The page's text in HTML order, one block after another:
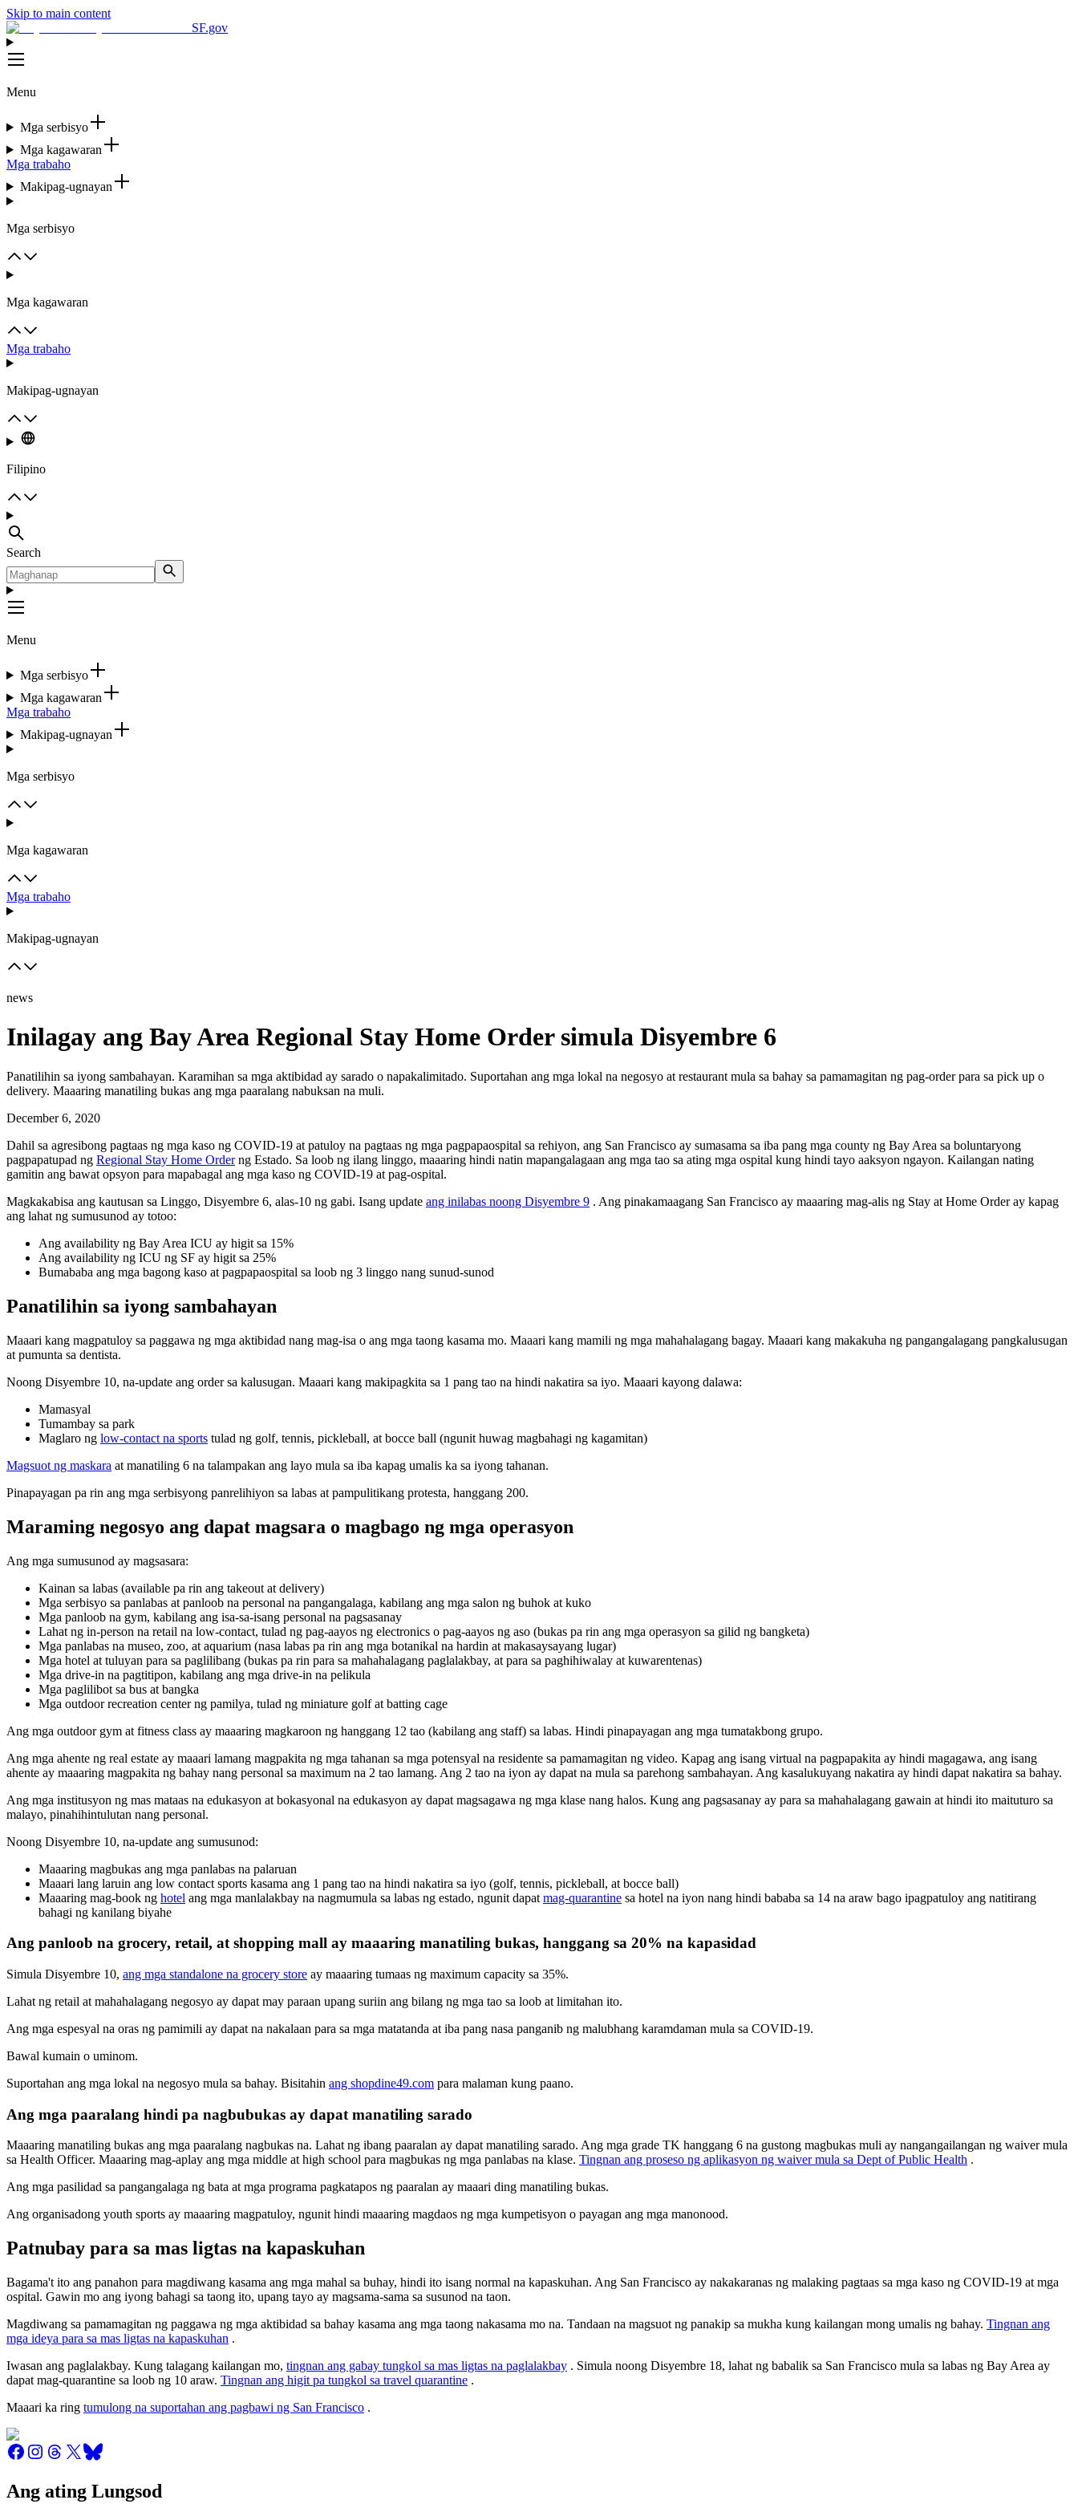
Skip to main content
SF.gov
Menu
Mga serbisyo
Mga kagawaran
Mga trabaho
Makipag-ugnayan
Mga serbisyo
Mga kagawaran
Mga trabaho
Makipag-ugnayan
Filipino
Search
Menu
Mga serbisyo
Mga kagawaran
Mga trabaho
Makipag-ugnayan
Mga serbisyo
Mga kagawaran
Mga trabaho
Makipag-ugnayan
news
Inilagay ang Bay Area Regional Stay Home Order simula Disyembre 6
Panatilihin sa iyong sambahayan. Karamihan sa mga aktibidad ay sarado o napakalimitado. Suportahan ang mga lokal na negosyo at restaurant mula sa bahay sa pamamagitan ng pag-order para sa pick up o
delivery. Maaaring manatiling bukas ang mga paaralang nabuksan na muli.
December 6, 2020
Dahil sa agresibong pagtaas ng mga kaso ng COVID-19 at patuloy na pagtaas ng mga pagpapaospital sa rehiyon, ang San Francisco ay sumasama sa iba pang mga county ng Bay Area sa boluntaryong
pagpapatupad ng Regional Stay Home Orderng Estado. Sa loob ng ilang linggo, maaaring hindi natin mapangalagaan ang mga tao sa ating mga ospital kung hindi tayo aaksyon ngayon. Kailangan nating
gamitin ang bawat opsyon para mapabagal ang mga kaso ng COVID-19 at pag-ospital.
Magkakabisa ang kautusan sa Linggo, Disyembre 6, alas-10 ng gabi. Isang update ang inilabas noong Disyembre 9 . Ang pinakamaagang San Francisco ay maaaring mag-alis ng Stay at Home Order ay kapag
ang lahat ng sumusunod ay totoo:
Ang availability ng Bay Area ICU ay higit sa 15%
Ang availability ng ICU ng SF ay higit sa 25%
Bumababa ang mga bagong kaso at pagpapaospital sa loob ng 3 linggo nang sunud-sunod
Panatilihin sa iyong sambahayan
Maaari kang magpatuloy sa paggawa ng mga aktibidad nang mag-isa o ang mga taong kasama mo. Maaari kang mamili ng mga mahahalagang bagay. Maaari kang makakuha ng pangangalagang pangkalusugan
at pumunta sa dentista.
Noong Disyembre 10, na-update ang order sa kalusugan. Maaari kang makipagkita sa 1 pang tao na hindi nakatira sa iyo. Maaari kayong dalawa:
Mamasyal
Tumambay sa park
Maglaro ng low-contact na sports tulad ng golf, tennis, pickleball, at bocce ball (ngunit huwag magbahagi ng kagamitan)
Magsuot ng maskara at manatiling 6 na talampakan ang layo mula sa iba kapag umalis ka sa iyong tahanan.
Pinapayagan pa rin ang mga serbisyong panrelihiyon sa labas at pampulitikang protesta, hanggang 200.
Maraming negosyo ang dapat magsara o magbago ng mga operasyon
Ang mga sumusunod ay magsasara:
Kainan sa labas (available pa rin ang takeout at delivery)
Mga serbisyo sa panlabas at panloob na personal na pangangalaga, kabilang ang mga salon ng buhok at kuko
Mga panloob na gym, kabilang ang isa-sa-isang personal na pagsasanay
Lahat ng in-person na retail na low-contact, tulad ng pag-aayos ng electronics o pag-aayos ng aso (bukas pa rin ang mga operasyon sa gilid ng bangketa)
Mga panlabas na museo, zoo, at aquarium (nasa labas pa rin ang mga botanikal na hardin at makasaysayang lugar)
Mga hotel at tuluyan para sa paglilibang (bukas pa rin para sa mahahalagang paglalakbay, at para sa paghihiwalay at kuwarentenas)
Mga drive-in na pagtitipon, kabilang ang mga drive-in na pelikula
Mga paglilibot sa bus at bangka
Mga outdoor recreation center ng pamilya, tulad ng miniature golf at batting cage
Ang mga outdoor gym at fitness class ay maaaring magkaroon ng hanggang 12 tao (kabilang ang staff) sa labas. Hindi pinapayagan ang mga tumatakbong grupo.
Ang mga ahente ng real estate ay maaari lamang magpakita ng mga tahanan sa mga potensyal na residente sa pamamagitan ng video. Kapag ang isang virtual na pagpapakita ay hindi magagawa, ang isang
ahente ay maaaring magpakita ng bahay nang personal sa maximum na 2 tao lamang. Ang 2 tao na iyon ay dapat na mula sa parehong sambahayan. Ang kasalukuyang nakatira ay hindi dapat nakatira sa bahay.
Ang mga institusyon ng mas mataas na edukasyon at bokasyonal na edukasyon ay dapat magsagawa ng mga klase nang halos. Kung ang pagsasanay ay para sa mahahalagang gawain at hindi ito maituturo sa
malayo, pinahihintulutan nang personal.
Noong Disyembre 10, na-update ang sumusunod:
Maaaring magbukas ang mga panlabas na palaruan
Maaari lang laruin ang low contact sports kasama ang 1 pang tao na hindi nakatira sa iyo (golf, tennis, pickleball, at bocce ball)
Maaaring mag-book ng hotel ang mga manlalakbay na nagmumula sa labas ng estado, ngunit dapat mag-quarantine sa hotel na iyon nang hindi bababa sa 14 na araw bago ipagpatuloy ang natitirang
bahagi ng kanilang biyahe
Ang panloob na grocery, retail, at shopping mall ay maaaring manatiling bukas, hanggang sa 20% na kapasidad
Simula Disyembre 10, ang mga standalone na grocery store ay maaaring tumaas ng maximum capacity sa 35%.
Lahat ng retail at mahahalagang negosyo ay dapat may paraan upang suriin ang bilang ng mga tao sa loob at limitahan ito.
Ang mga espesyal na oras ng pamimili ay dapat na nakalaan para sa mga matatanda at iba pang nasa panganib ng malubhang karamdaman mula sa COVID-19.
Bawal kumain o uminom.
Suportahan ang mga lokal na negosyo mula sa bahay. Bisitahin ang shopdine49.com para malaman kung paano.
Ang mga paaralang hindi pa nagbubukas ay dapat manatiling sarado
Maaaring manatiling bukas ang mga paaralang nagbukas na. Lahat ng ibang paaralan ay dapat manatiling sarado. Ang mga grade TK hanggang 6 na gustong magbukas muli ay nangangailangan ng waiver mula
sa Health Officer. Maaaring mag-aplay ang mga middle at high school para magbukas ng mga panlabas na klase. Tingnan ang proseso ng aplikasyon ng waiver mula sa Dept of Public Health .
Ang mga pasilidad sa pangangalaga ng bata at mga programa pagkatapos ng paaralan ay maaari ding manatiling bukas.
Ang organisadong youth sports ay maaaring magpatuloy, ngunit hindi maaaring magdaos ng mga kumpetisyon o payagan ang mga manonood.
Patnubay para sa mas ligtas na kapaskuhan
Bagama't ito ang panahon para magdiwang kasama ang mga mahal sa buhay, hindi ito isang normal na kapaskuhan. Ang San Francisco ay nakakaranas ng malaking pagtaas sa mga kaso ng COVID-19 at mga
ospital. Gawin mo ang iyong bahagi sa taong ito, upang tayo ay magsama-sama sa susunod na taon.
Magdiwang sa pamamagitan ng paggawa ng mga aktibidad sa bahay kasama ang mga taong nakasama mo na. Tandaan na magsuot ng panakip sa mukha kung kailangan mong umalis ng bahay. Tingnan ang
mga ideya para sa mas ligtas na kapaskuhan .
Iwasan ang paglalakbay. Kung talagang kailangan mo, tingnan ang gabay tungkol sa mas ligtas na paglalakbay . Simula noong Disyembre 18, lahat ng babalik sa San Francisco mula sa labas ng Bay Area ay
dapat mag-quarantine sa loob ng 10 araw. Tingnan ang higit pa tungkol sa travel quarantine .
Maaari ka ring tumulong na suportahan ang pagbawi ng San Francisco .
Ang ating Lungsod